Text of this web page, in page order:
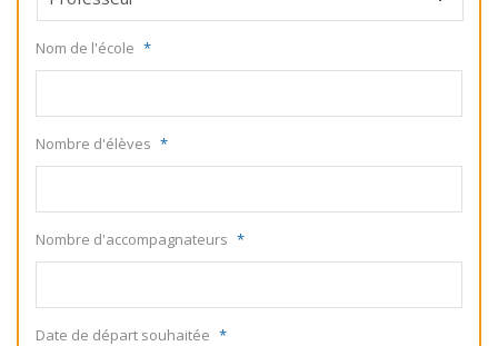
Nom de l'école *
Nombre d'élèves *
Nombre d'accompagnateurs *
Date de départ souhaitée *